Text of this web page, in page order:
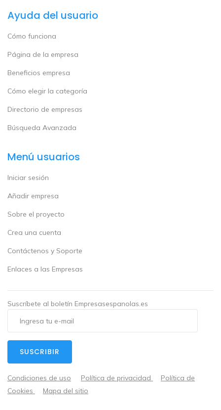
Ayuda del usuario
Cómo funciona
Página de la empresa
Beneficios empresa
Cómo elegir la categoría
Directorio de empresas
Búsqueda Avanzada
Menú usuarios
Iniciar sesión
Añadir empresa
Sobre el proyecto
Crea una cuenta
Contáctenos y Soporte
Enlaces a las Empresas
Suscríbete al boletín Empresasespanolas.es
Condiciones de uso Política de privacidad
Política de
Cookies
Mapa del sitio
SUSCRIBIR